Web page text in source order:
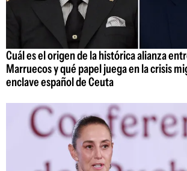
Cuál es el origen de la histórica alianza
Marruecos y qué papel juega en la crisis
enclave español de Ceuta